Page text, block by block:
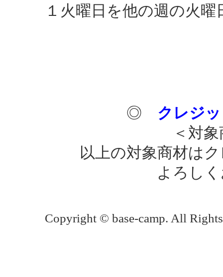
１火曜日を他の週の火
◎ クレジ
＜対
以上の対象商材は
よろし
Copyright © base-camp. All